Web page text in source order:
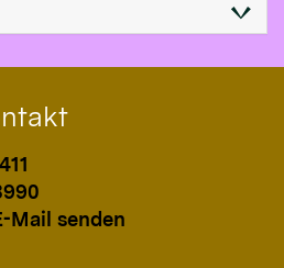
Mail senden